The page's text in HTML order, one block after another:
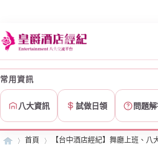
常用資訊
八大資訊 試做日領 問題
首頁 【台中酒店經紀】舞廳上班、八